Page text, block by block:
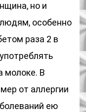
но и
особенно
раза 2 в
молоке. В
от аллергии
ею